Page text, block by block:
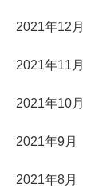
2021年12月
2021年11月
2021年10月
2021年9月
2021年8月